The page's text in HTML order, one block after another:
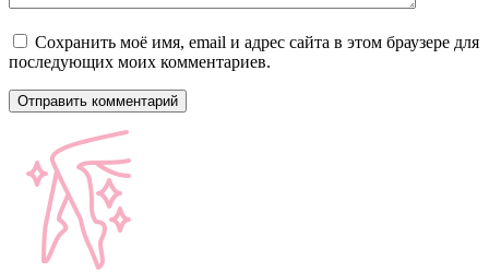
Сохранить моё имя, email и адрес сайта в этом браузере для
последующих моих комментариев.